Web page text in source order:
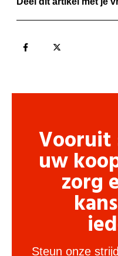
uw
zorg
Steun onze